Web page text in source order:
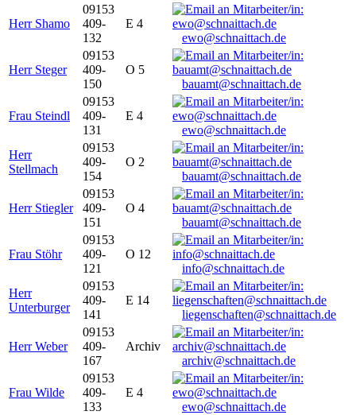
Herr Shamo
09153
409-
132
E 4
ewo@schnaittach.de
Herr Steger
09153
409-
150
O 5
bauamt@schnaittach.de
Frau Steindl
09153
409-
131
E 4
ewo@schnaittach.de
Herr
Stellmach
09153
409-
154
O 2
bauamt@schnaittach.de
Herr Stiegler
09153
409-
151
O 4
bauamt@schnaittach.de
Frau Stöhr
09153
409-
121
O 12
info@schnaittach.de
Herr
Unterburger
09153
409-
141
E 14
liegenschaften@schnaittach.de
Herr Weber
09153
409-
167
Archiv
archiv@schnaittach.de
Frau Wilde
09153
409-
133
E 4
ewo@schnaittach.de